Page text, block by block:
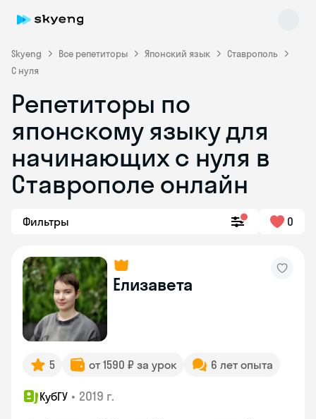
Skyeng Все репетиторы Японский язык
Ставрополь
С нуля
Репетиторы по
японскому языку для
начинающих с нуля в
Ставрополе онлайн
Фильтры 0
Елизавета
5 от 1590 ₽ за урок 6 лет опыта
КубГУ • 2019 г.
Skyeng Chat
online